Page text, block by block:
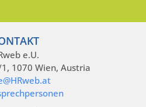
e.U.
1070 Wien, Austria